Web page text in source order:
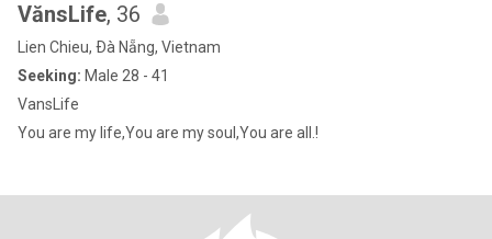
VănsLife, 36
Lien Chieu, Ðà Nẵng, Vietnam
Seeking: Male 28 - 41
VansLife
You are my life,You are my soul,You are all.!